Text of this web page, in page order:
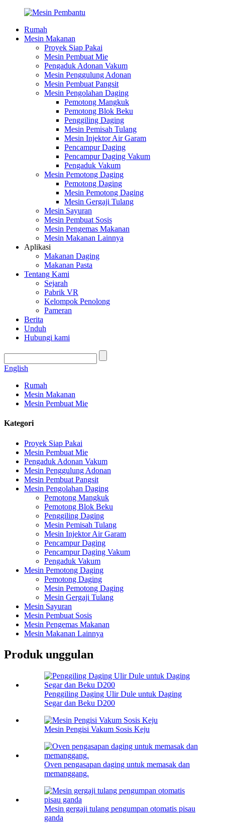
Rumah
Mesin Makanan
Proyek Siap Pakai
Mesin Pembuat Mie
Pengaduk Adonan Vakum
Mesin Penggulung Adonan
Mesin Pembuat Pangsit
Mesin Pengolahan Daging
Pemotong Mangkuk
Pemotong Blok Beku
Penggiling Daging
Mesin Pemisah Tulang
Mesin Injektor Air Garam
Pencampur Daging
Pencampur Daging Vakum
Pengaduk Vakum
Mesin Pemotong Daging
Pemotong Daging
Mesin Pemotong Daging
Mesin Gergaji Tulang
Mesin Sayuran
Mesin Pembuat Sosis
Mesin Pengemas Makanan
Mesin Makanan Lainnya
Aplikasi
Makanan Daging
Makanan Pasta
Tentang Kami
Sejarah
Pabrik VR
Kelompok Penolong
Pameran
Berita
Unduh
Hubungi kami
English
Rumah
Mesin Makanan
Mesin Pembuat Mie
Kategori
Proyek Siap Pakai
Mesin Pembuat Mie
Pengaduk Adonan Vakum
Mesin Penggulung Adonan
Mesin Pembuat Pangsit
Mesin Pengolahan Daging
Pemotong Mangkuk
Pemotong Blok Beku
Penggiling Daging
Mesin Pemisah Tulang
Mesin Injektor Air Garam
Pencampur Daging
Pencampur Daging Vakum
Pengaduk Vakum
Mesin Pemotong Daging
Pemotong Daging
Mesin Pemotong Daging
Mesin Gergaji Tulang
Mesin Sayuran
Mesin Pembuat Sosis
Mesin Pengemas Makanan
Mesin Makanan Lainnya
Produk unggulan
Penggiling Daging Ulir Dule untuk Daging
Segar dan Beku D200
Mesin Pengisi Vakum Sosis Keju
Oven pengasapan daging untuk memasak dan
memanggang.
Mesin gergaji tulang pengumpan otomatis pisau
ganda